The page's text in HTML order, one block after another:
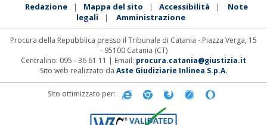
Redazione | Mappa del sito | Accessibilità |
Note
legali
| Amministrazione
Procura della Repubblica presso il Tribunale di Catania - Piazza Verga, 15
- 95100 Catania (CT)
Centralino: 095 - 36 61 11 | Email: procura.catania@giustizia.it
Sito web realizzato da Aste Giudiziarie Inlinea S.p.A.
Sito ottimizzato per: